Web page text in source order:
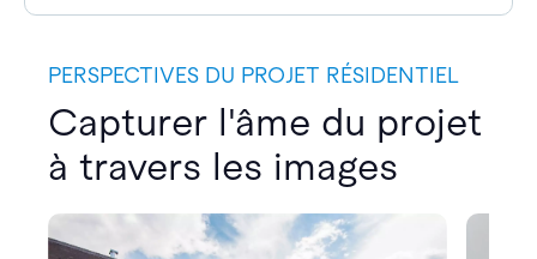
PERSPECTIVES DU PROJET RÉSIDENTIEL
Capturer l'âme du projet
à travers les images